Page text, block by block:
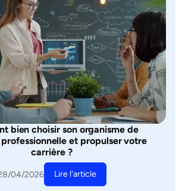
bien choisir son organisme de
et propulser votre
carrière ?
04/2026 Lire l'article